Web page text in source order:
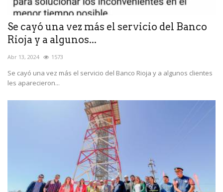
Se cayó una vez más el servicio del Banco
Rioja y a algunos...
Abr 13, 2024 1573
Se cayó una vez más el servicio del Banco Rioja y a algunos clientes
les aparecieron...